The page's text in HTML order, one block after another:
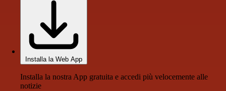
Installa la Web App
Installa la nostra App gratuita e accedi più velocemente alle
notizie